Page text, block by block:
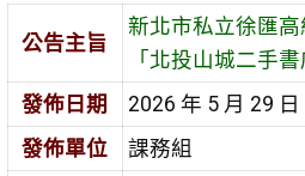
公告主旨
新北市私立徐匯
「北投山城二手
發佈日期
2026 年 5 月 29 日
發佈單位
課務組